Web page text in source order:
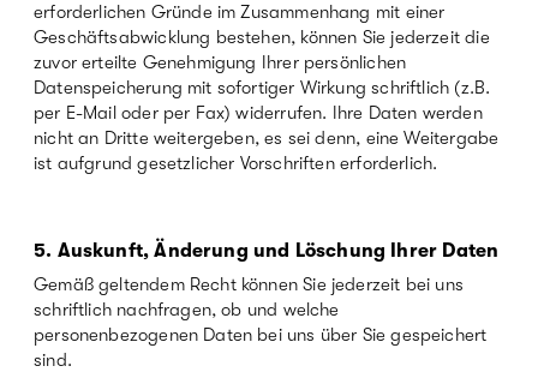
erforderlichen Gründe im Zusammenhang mit einer
Geschäftsabwicklung bestehen, können Sie jederzeit die
zuvor erteilte Genehmigung Ihrer persönlichen
Datenspeicherung mit sofortiger Wirkung schriftlich (z.B.
per E-Mail oder per Fax) widerrufen. Ihre Daten werden
nicht an Dritte weitergeben, es sei denn, eine Weitergabe
ist aufgrund gesetzlicher Vorschriften erforderlich.
5. Auskunft, Änderung und Löschung Ihrer Daten
Gemäß geltendem Recht können Sie jederzeit bei uns
schriftlich nachfragen, ob und welche
personenbezogenen Daten bei uns über Sie gespeichert
sind.